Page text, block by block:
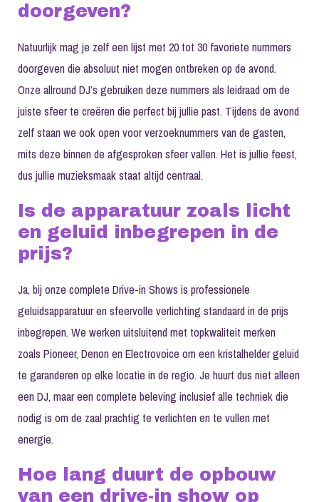
doorgeven?
Natuurlijk mag je zelf een lijst met 20 tot 30 favoriete nummers
doorgeven die absoluut niet mogen ontbreken op de avond.
Onze allround DJ’s gebruiken deze nummers als leidraad om de
juiste sfeer te creëren die perfect bij jullie past. Tijdens de avond
zelf staan we ook open voor verzoeknummers van de gasten,
mits deze binnen de afgesproken sfeer vallen. Het is jullie feest,
dus jullie muzieksmaak staat altijd centraal.
Is de apparatuur zoals licht
en geluid inbegrepen in de
prijs?
Ja, bij onze complete Drive-in Shows is professionele
geluidsapparatuur en sfeervolle verlichting standaard in de prijs
inbegrepen. We werken uitsluitend met topkwaliteit merken
zoals Pioneer, Denon en Electrovoice om een kristalhelder geluid
te garanderen op elke locatie in de regio. Je huurt dus niet alleen
een DJ, maar een complete beleving inclusief alle techniek die
nodig is om de zaal prachtig te verlichten en te vullen met
energie.
Hoe lang duurt de opbouw
van een drive-in show op